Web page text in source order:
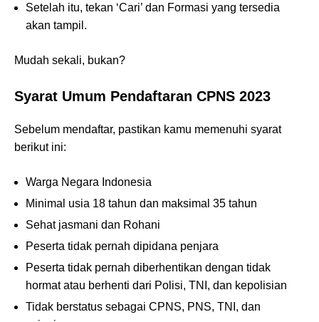
Setelah itu, tekan ‘Cari’ dan Formasi yang tersedia
akan tampil.
Mudah sekali, bukan?
Syarat Umum Pendaftaran CPNS 2023
Sebelum mendaftar, pastikan kamu memenuhi syarat
berikut ini:
Warga Negara Indonesia
Minimal usia 18 tahun dan maksimal 35 tahun
Sehat jasmani dan Rohani
Peserta tidak pernah dipidana penjara
Peserta tidak pernah diberhentikan dengan tidak
hormat atau berhenti dari Polisi, TNI, dan kepolisian
Tidak berstatus sebagai CPNS, PNS, TNI, dan